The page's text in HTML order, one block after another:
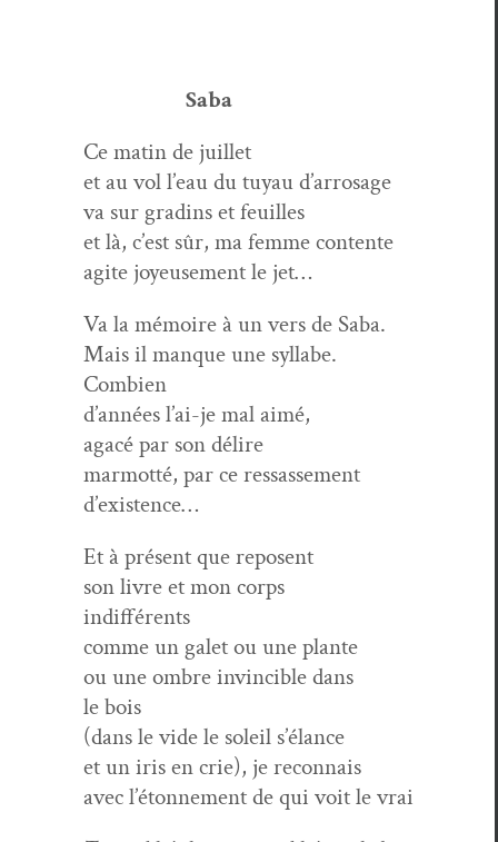
Saba
Ce matin de juillet
et au vol l’eau du tuyau d’arrosage
va sur gradins et feuilles
et là, c’est sûr, ma femme contente
agite joyeuse­ment le jet…
Va la mémoire à un vers de Saba.
Mais il manque une syl­labe.
Combien
d’années l’ai-je mal aimé,
agacé par son délire
mar­mot­té, par ce ressassement
d’existence…
Et à présent que reposent
son livre et mon corps
indifférents
comme un galet ou une plante
ou une ombre invin­ci­ble dans
le bois
(dans le vide le soleil s’élance
et un iris en crie), je reconnais
avec l’étonnement de qui voit le vrai